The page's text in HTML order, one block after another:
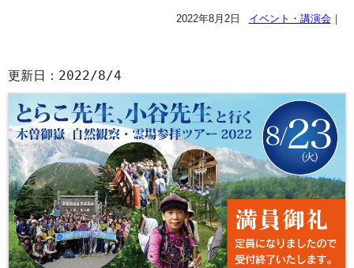
2022年8月2日 イベント・講演会｜
更新日：2022/8/4